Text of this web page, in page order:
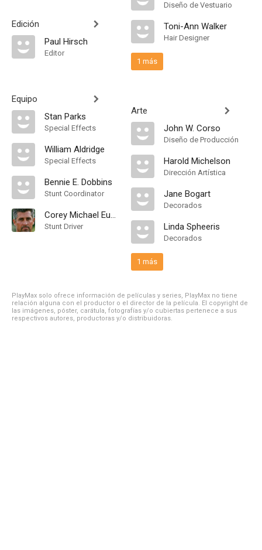
Edición
Paul Hirsch
Editor
Equipo
Stan Parks
Special Effects
William Aldridge
Special Effects
Bennie E. Dobbins
Stunt Coordinator
Corey Michael Eubanks
Stunt Driver
Diseño de Vestuario
Toni-Ann Walker
Hair Designer
1 más
Arte
John W. Corso
Diseño de Producción
Harold Michelson
Dirección Artística
Jane Bogart
Decorados
Linda Spheeris
Decorados
1 más
PlayMax solo ofrece información de películas y series, PlayMax no tiene
relación alguna con el productor o el director de la película. El copyright de
las imágenes, póster, carátula, fotografías y/o cubiertas pertenece a sus
respectivos autores, productoras y/o distribuidoras.